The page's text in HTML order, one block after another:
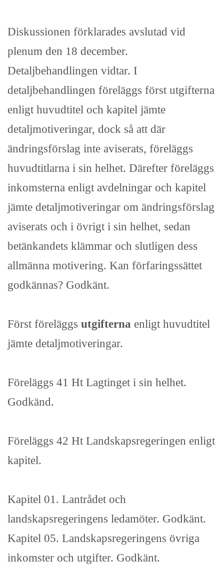
Diskussionen förklarades avslutad vid
plenum den 18 december.
Detaljbehandlingen vidtar. I
detaljbehandlingen föreläggs först utgifterna
enligt huvudtitel och kapitel jämte
detaljmotiveringar, dock så att där
ändringsförslag inte aviserats, föreläggs
huvudtitlarna i sin helhet. Därefter föreläggs
inkomsterna enligt avdelningar och kapitel
jämte detaljmotiveringar om ändringsförslag
aviserats och i övrigt i sin helhet, sedan
betänkandets klämmar och slutligen dess
allmänna motivering. Kan förfaringssättet
godkännas? Godkänt.
Först föreläggs utgifterna enligt huvudtitel
jämte detaljmotiveringar.
Föreläggs 41 Ht Lagtinget i sin helhet.
Godkänd.
Föreläggs 42 Ht Landskapsregeringen enligt
kapitel.
Kapitel 01. Lantrådet och
landskapsregeringens ledamöter. Godkänt.
Kapitel 05. Landskapsregeringens övriga
inkomster och utgifter. Godkänt.